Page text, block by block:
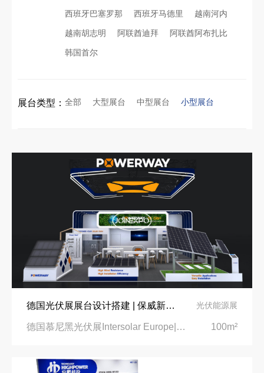
西班牙巴塞罗那 西班牙马德里 越南河内
越南胡志明 阿联酋迪拜 阿联酋阿布扎比
韩国首尔
展台类型： 全部 大型展台 中型展台 小型展台
德国光伏展展台设计搭建 | 保威新能源闪耀德国慕尼黑光伏展 光伏能源展
德国慕尼黑光伏展Intersolar Europe|德国慕尼黑新国际博览中心 100m²